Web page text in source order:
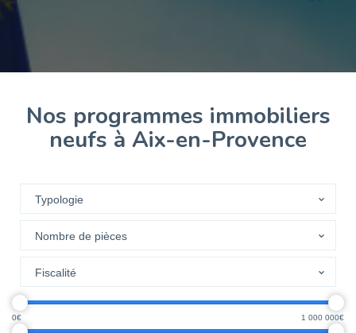
Nos programmes immobiliers
neufs à Aix-en-Provence
0 1 000 000